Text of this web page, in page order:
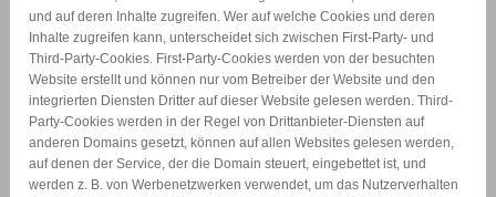
und auf deren Inhalte zugreifen. Wer auf welche Cookies und deren
Inhalte zugreifen kann, unterscheidet sich zwischen First-Party- und
Third-Party-Cookies. First-Party-Cookies werden von der besuchten
Website erstellt und können nur vom Betreiber der Website und den
integrierten Diensten Dritter auf dieser Website gelesen werden. Third-
Party-Cookies werden in der Regel von Drittanbieter-Diensten auf
anderen Domains gesetzt, können auf allen Websites gelesen werden,
auf denen der Service, der die Domain steuert, eingebettet ist, und
werden z. B. von Werbenetzwerken verwendet, um das Nutzerverhalten